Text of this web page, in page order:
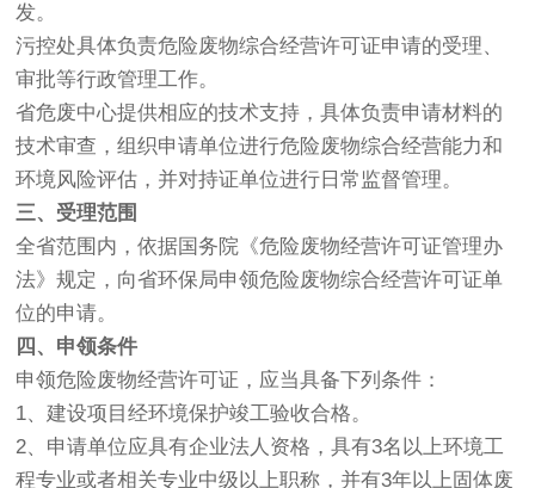
发。
污控处具体负责危险废物综合经营许可证申请的受理、
审批等行政管理工作。
省危废中心提供相应的技术支持，具体负责申请材料的
技术审查，组织申请单位进行危险废物综合经营能力和
环境风险评估，并对持证单位进行日常监督管理。
三、受理范围
全省范围内，依据国务院《危险废物经营许可证管理办
法》规定，向省环保局申领危险废物综合经营许可证单
位的申请。
四、申领条件
申领危险废物经营许可证，应当具备下列条件：
1、建设项目经环境保护竣工验收合格。
2、申请单位应具有企业法人资格，具有3名以上环境工
程专业或者相关专业中级以上职称，并有3年以上固体废